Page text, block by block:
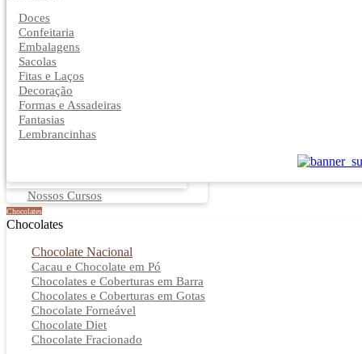
Doces
Confeitaria
Embalagens
Sacolas
Fitas e Laços
Decoração
Formas e Assadeiras
Fantasias
Lembrancinhas
Nossos Cursos
Chocolates
Chocolates
Chocolate Nacional
Cacau e Chocolate em Pó
Chocolates e Coberturas em Barra
Chocolates e Coberturas em Gotas
Chocolate Forneável
Chocolate Diet
Chocolate Fracionado